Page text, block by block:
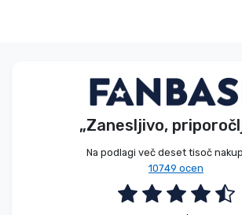
„Zanesljivo,
Na podlagi več deset tisoč
10749 ocen
Blagovne znamke